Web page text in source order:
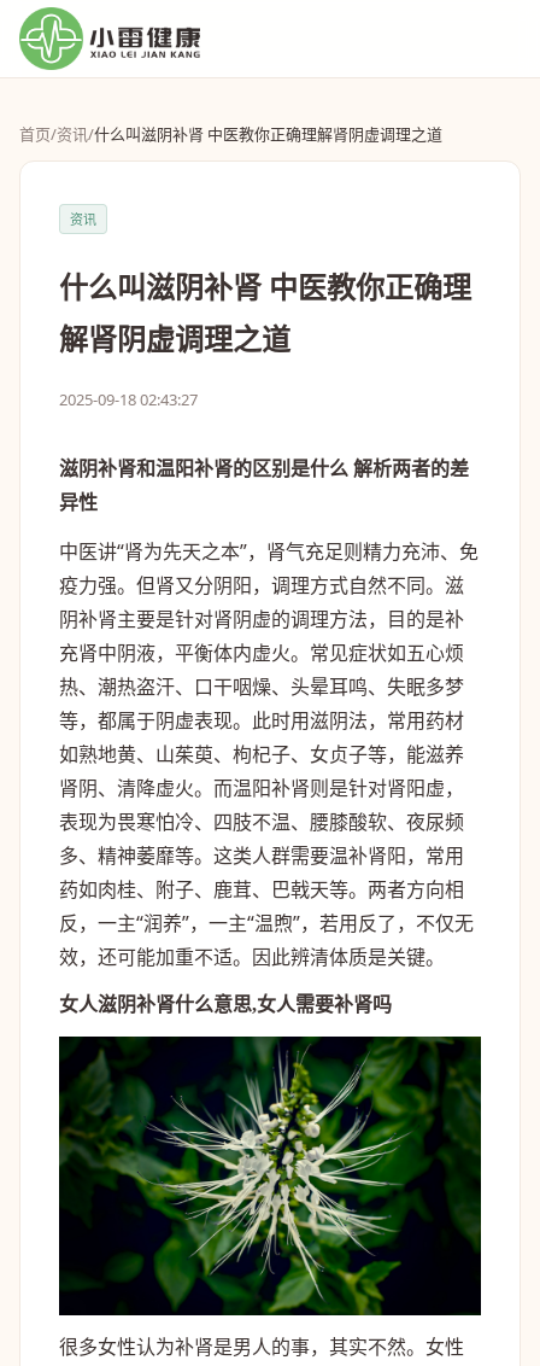
首页/资讯/什么叫滋阴补肾 中医教你正确理解肾阴虚调理之道
资讯
什么叫滋阴补肾 中医教你正确理
解肾阴虚调理之道
2025-09-18 02:43:27
滋阴补肾和温阳补肾的区别是什么 解析两者的差
异性
中医讲“肾为先天之本”，肾气充足则精力充沛、免
疫力强。但肾又分阴阳，调理方式自然不同。滋
阴补肾主要是针对肾阴虚的调理方法，目的是补
充肾中阴液，平衡体内虚火。常见症状如五心烦
热、潮热盗汗、口干咽燥、头晕耳鸣、失眠多梦
等，都属于阴虚表现。此时用滋阴法，常用药材
如熟地黄、山茱萸、枸杞子、女贞子等，能滋养
肾阴、清降虚火。而温阳补肾则是针对肾阳虚，
表现为畏寒怕冷、四肢不温、腰膝酸软、夜尿频
多、精神萎靡等。这类人群需要温补肾阳，常用
药如肉桂、附子、鹿茸、巴戟天等。两者方向相
反，一主“润养”，一主“温煦”，若用反了，不仅无
效，还可能加重不适。因此辨清体质是关键。
女人滋阴补肾什么意思,女人需要补肾吗
很多女性认为补肾是男人的事，其实不然。女性